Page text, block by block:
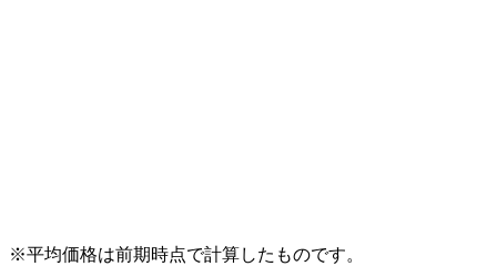
※平均価格は前期時点で計算したものです。